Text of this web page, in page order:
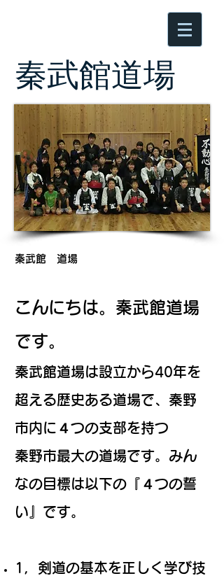
​秦武館道場
秦武館 道場
こ んにちは。秦武館道場
です。
秦武館道場は設立から40年を
超える歴史ある道場で、秦野
市内に４つの支部を持つ
秦野市最大の道場です。みん
なの目標は以下の『４つの誓
い』です。
1，剣道の基本を正しく学び技